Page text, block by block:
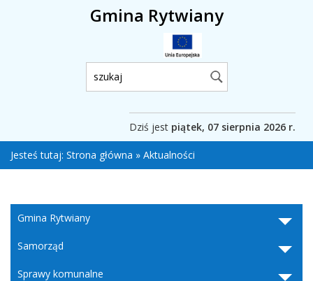
Gmina Rytwiany
Dziś jest piątek, 07 sierpnia 2026 r.
Jesteś tutaj: Strona główna » Aktualności
Gmina Rytwiany
Samorząd
Sprawy komunalne